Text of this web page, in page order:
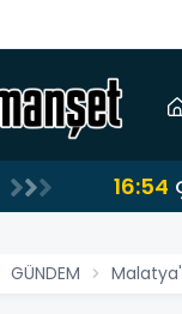
16:54
GÜNDEM